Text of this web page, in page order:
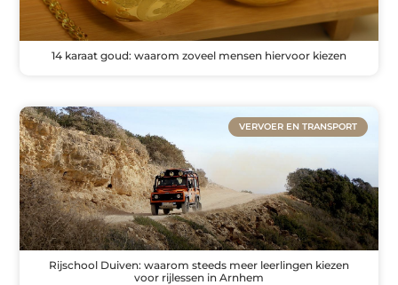
14 karaat goud: waarom zoveel mensen hiervoor kiezen
VERVOER EN TRANSPORT
Rijschool Duiven: waarom steeds meer leerlingen kiezen
voor rijlessen in Arnhem